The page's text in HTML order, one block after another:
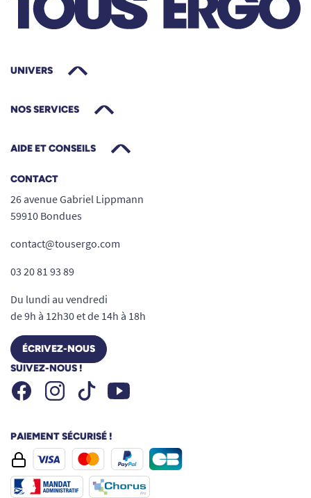
UNIVERS
NOS SERVICES
AIDE ET CONSEILS
CONTACT
26 avenue Gabriel Lippmann
59910 Bondues
contact@tousergo.com
03 20 81 93 89
Du lundi au vendredi
de 9h à 12h30 et de 14h à 18h
ÉCRIVEZ-NOUS
SUIVEZ-NOUS !
FacebookInstagramTiktok Youtube
PAIEMENT SÉCURISÉ !